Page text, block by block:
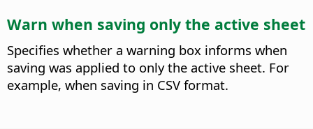
Warn when saving only the active sheet
Specifies whether a warning box informs when
saving was applied to only the active sheet. For
example, when saving in CSV format.